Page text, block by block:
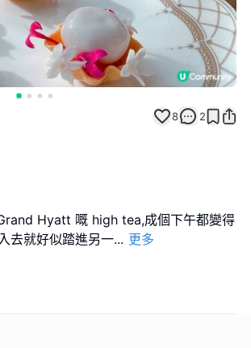
8 2
Hyatt 嘅 high tea,成個下午都變得
去就好似踏進另一... 更多